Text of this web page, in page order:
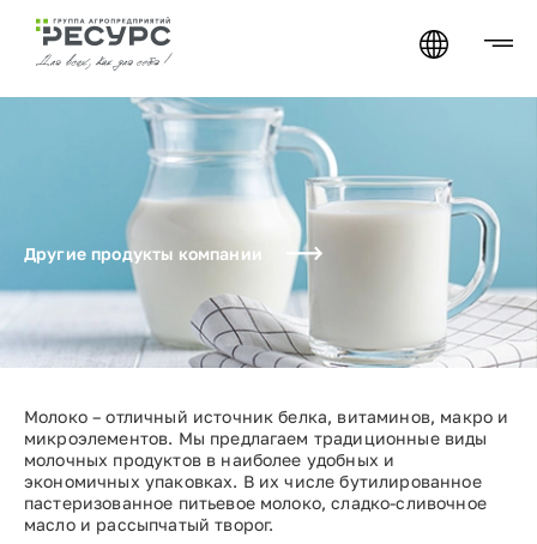
Другие продукты компании
Молоко – отличный источник белка, витаминов, макро и
микроэлементов. Мы предлагаем традиционные виды
молочных продуктов в наиболее удобных и
экономичных упаковках. В их числе бутилированное
пастеризованное питьевое молоко, сладко-сливочное
масло и рассыпчатый творог.